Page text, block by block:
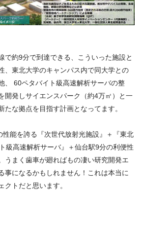
で約9分で到達できる、こういった施設と
、東北大学のキャンパス内で同大学との
、 60ペタバイト級高速解析サーバの整
開発しサイエンスパーク（約4万㎡）と一
たな拠点を目指す計画となってます。
性能を誇る『次世代放射光施設』＋『東北
級高速解析サーバ』＋仙台駅9分の利便性
うまく歯車が廻ればもの凄い研究開発エ
事になるかもしれません！これは本当に
クトだと思います。